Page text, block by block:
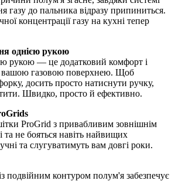
газу до пальника відразу припиниться.
концентрації газу на кухні тепер
однією рукою
рукою — це додатковий комфорт і
вашою газовою поверхнею. Щоб
досить просто натиснути ручку,
Швидко, просто й ефективно.
ProGrid з привабливим зовнішнім
та не бояться навіть найвищих
та слугуватимуть вам довгі роки.
подвійним контуром полум'я забезпечує